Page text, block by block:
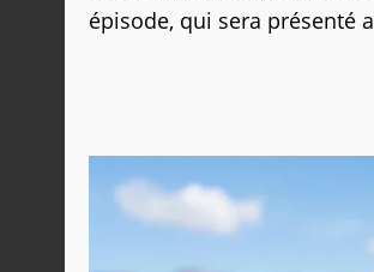
épisode, qui sera présenté